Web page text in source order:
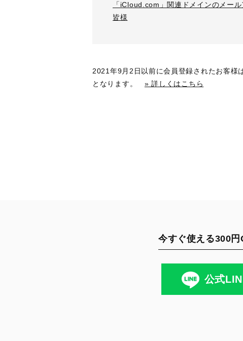
「iCloud.com」関連ドメインのメー
皆様
2021年9月2日以前に会員登録されたお客様
となります。 » 詳しくはこちら
今すぐ使える300
公式